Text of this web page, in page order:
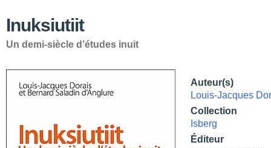
Inuksiutiit
Un demi-siècle d’études inuit
Auteur(s)
Louis-Jacques
Collection
Isberg
Éditeur